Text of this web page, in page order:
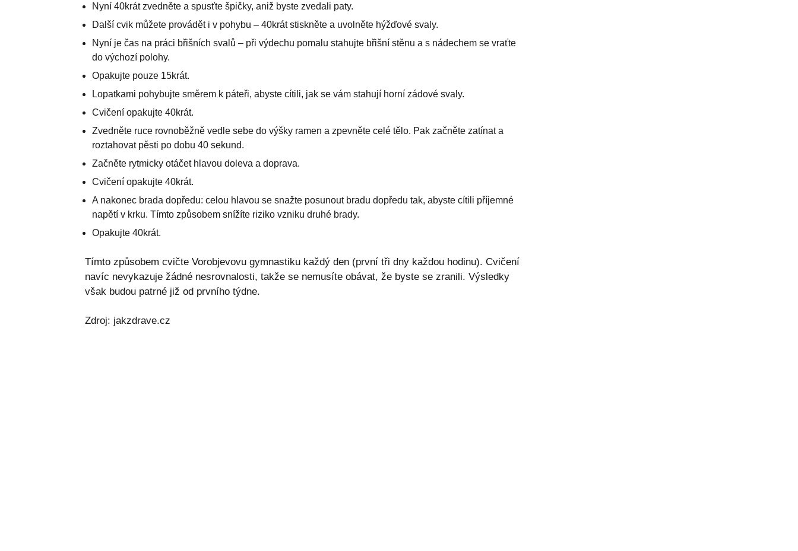
Nyní 40krát zvedněte a spusťte špičky, aniž byste zvedali paty.
Další cvik můžete provádět i v pohybu – 40krát stiskněte a uvolněte hýžďové svaly.
Nyní je čas na práci břišních svalů – při výdechu pomalu stahujte břišní stěnu a s nádechem se vraťte
do výchozí polohy.
Opakujte pouze 15krát.
Lopatkami pohybujte směrem k páteři, abyste cítili, jak se vám stahují horní zádové svaly.
Cvičení opakujte 40krát.
Zvedněte ruce rovnoběžně vedle sebe do výšky ramen a zpevněte celé tělo. Pak začněte zatínat a
roztahovat pěsti po dobu 40 sekund.
Začněte rytmicky otáčet hlavou doleva a doprava.
Cvičení opakujte 40krát.
A nakonec brada dopředu: celou hlavou se snažte posunout bradu dopředu tak, abyste cítili příjemné
napětí v krku. Tímto způsobem snížíte riziko vzniku druhé brady.
Opakujte 40krát.
Tímto způsobem cvičte Vorobjevovu gymnastiku každý den (první tři dny každou hodinu). Cvičení
navíc nevykazuje žádné nesrovnalosti, takže se nemusíte obávat, že byste se zranili. Výsledky
však budou patrné již od prvního týdne.
Zdroj: jakzdrave.cz